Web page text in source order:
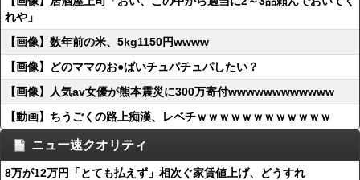
れや」
【画像】数年前の米、5kg1150円wwww
【画像】どのママのお●ぱいチュパチュパしたい？
【画像】人気av女優が熊本震災に300万寄付wwwwwwwwwwww
【動画】ちうごくの路上痴漢、レベチｗｗｗｗｗｗｗｗｗｗｗｗ
ニュー速クオリティ
8万が12万円「とても払えず」相次ぐ家賃値上げ、どうすれ